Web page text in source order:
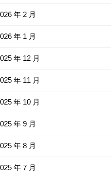
年 2 月
年 1 月
年 12 月
年 11 月
年 10 月
年 9 月
年 8 月
年 7 月